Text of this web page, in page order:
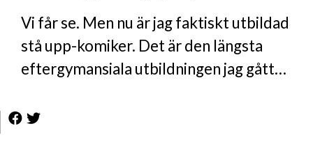
Vi får se. Men nu är jag faktiskt utbildad
stå upp-komiker. Det är den längsta
eftergymansiala utbildningen jag gått…